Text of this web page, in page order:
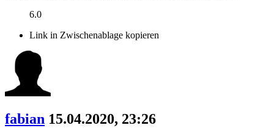
6.0
Link in Zwischenablage kopieren
fabian 15.04.2020, 23:26